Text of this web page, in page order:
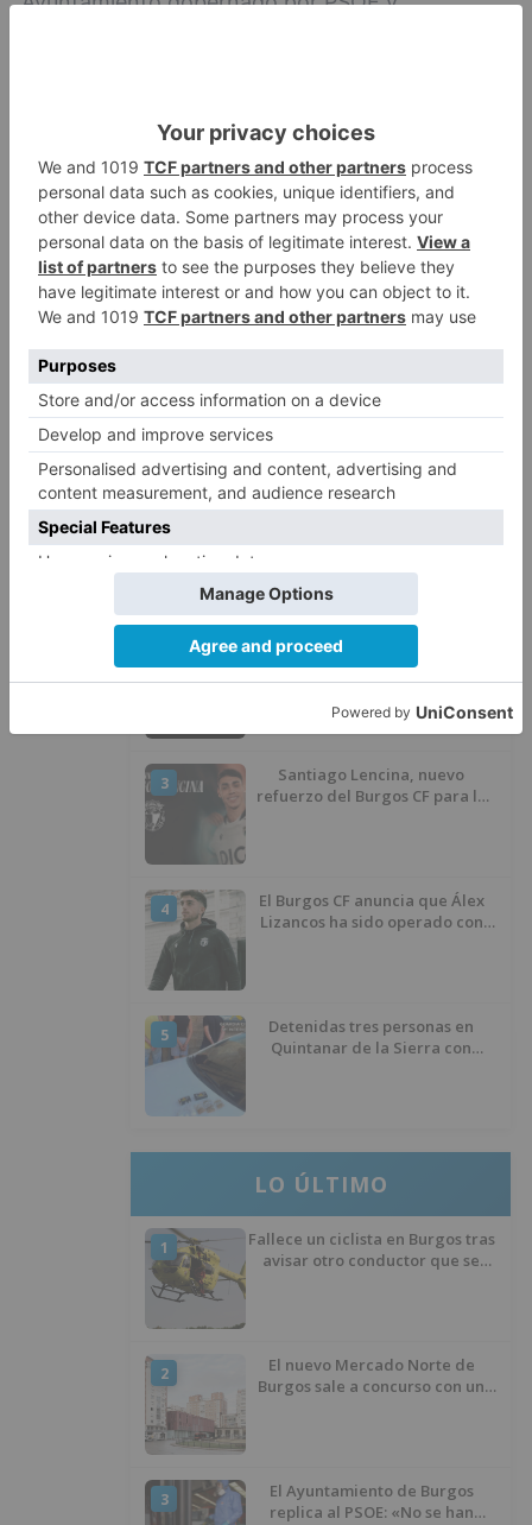
burgalesas. Ante la gravedad de estos hechos
entendemos que puede ser constitutivo de un
delito de prevaricación y esperamos que el
Ministerio Fiscal tome cartas en el asunto".
jgl
pago euros fundación viii centenario
LO + VISTO
1
por el robo de cableado y por
Calor y posibles tormentas en
Burgos durante el eclipse del 12
3
Santiago Lencina, nuevo
refuerzo del Burgos CF para la
4
El Burgos CF anuncia que Álex
Lizancos ha sido operado con
5
Detenidas tres personas en
Quintanar de la Sierra con
LO ÚLTIMO
1
Fallece un ciclista en Burgos tras
avisar otro conductor que se
2
El nuevo Mercado Norte de
Burgos sale a concurso con un
3
El Ayuntamiento de Burgos
replica al PSOE: «No se han